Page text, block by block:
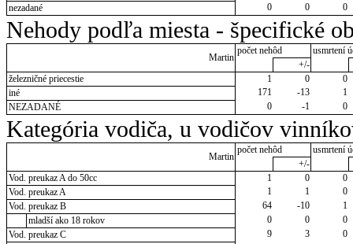
nezadané
0 0 0
Nehody podľa miesta - špecifické
Martin
počet nehôd
usmrtení
+/-
železničné priecestie
1 0
0
iné
171 -13
1
NEZADANÉ
0 -1 0
Kategória vodiča, u vodičov
Martin
počet nehôd
usmrtení
+/-
Vod. preukaz A do 50cc
1 0
0
Vod. preukaz A
1 1
0
Vod. preukaz B
64 -10
1
mladší ako 18 rokov
0 0
0
Vod. preukaz C
9 3
0